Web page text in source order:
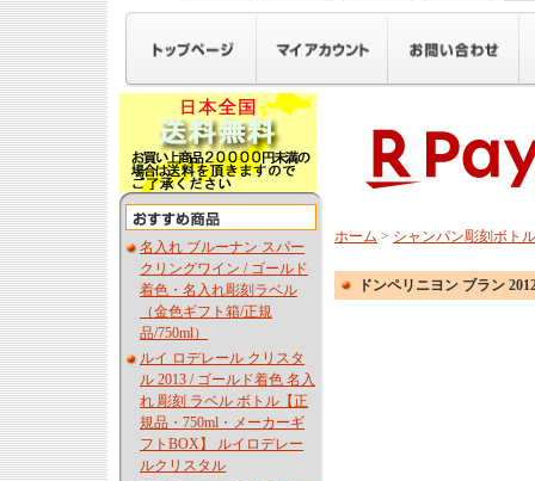
名入れ ブルーナン スパー
クリングワイン / ゴールド
着色・名入れ彫刻ラベル
（金色ギフト箱/正規
品/750ml）
ルイ ロデレール クリスタ
ル 2013 / ゴールド着色 名入
れ 彫刻 ラベル ボトル【正
規品・750ml・メーカーギ
フトBOX】 ルイロデレー
ルクリスタル
ホーム > シャンパン彫刻ボト
ドンペリニヨン ブラン